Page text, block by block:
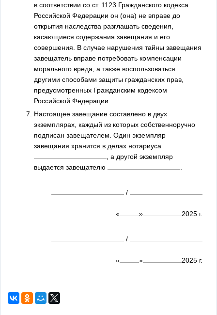
в соответствии со ст. 1123 Гражданского кодекса
Российской Федерации он (она) не вправе до
открытия наследства разглашать сведения,
касающиеся содержания завещания и его
совершения. В случае нарушения тайны завещания
завещатель вправе потребовать компенсации
морального вреда, а также воспользоваться
другими способами защиты гражданских прав,
предусмотренных Гражданским кодексом
Российской Федерации.
Настоящее завещание составлено в двух
экземплярах, каждый из которых собственноручно
подписан завещателем. Один экземпляр
завещания хранится в делах нотариуса
, а другой экземпляр
выдается завещателю
/
« » 2025 г.
/
« » 2025 г.